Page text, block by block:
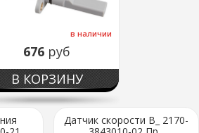
в наличии
676 руб
В КОРЗИНУ
Датчик скорости В_ 2170-